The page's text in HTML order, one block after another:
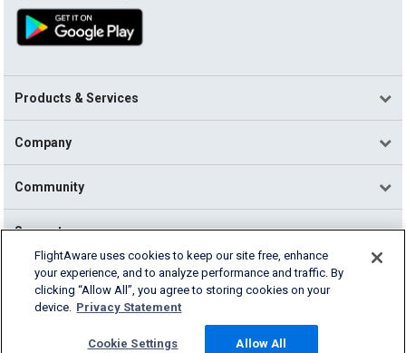
Products & Services
Company
Community
Support
English (USA)
2026 FlightAware
Cookie Settings
FlightAware uses cookies to keep our site free, enhance
your experience, and to analyze performance and traffic. By
clicking “Allow All”, you agree to storing cookies on your
device. Privacy Statement
Cookie Settings Allow All